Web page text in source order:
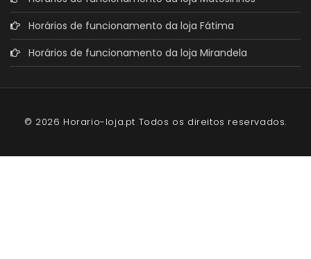
Horários de funcionamento da loja Fátima
Horários de funcionamento da loja Mirandela
© 2026 Horario-loja.pt Todos os direitos reservados.